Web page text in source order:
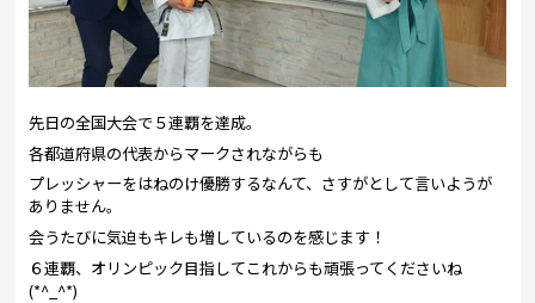
お問い合わせ
先日の全国大会で５連覇を達成。
各都道府県の代表からマークされながらも
プレッシャーをはねのけ優勝するなんて、さすがとして言いようが
ありません。
会うたびに気迫もキレも増しているのを感じます！
６連覇、オリンピック目指してこれからも頑張ってくださいね
(*^_^*)